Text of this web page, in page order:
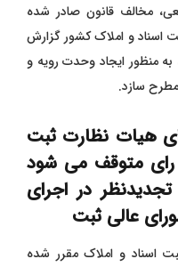
مخالف قانون صادر شده
اسناد و املاک کشور گزارش
منظور ایجاد وحدت رویه و
سازد.
هیات نظارت ثبت
رای متوقف می شود
در اجرای
عالی ثبت
۵ مادهٔ ۲۵ قانون ثبت اسناد و املاک مقرر شده